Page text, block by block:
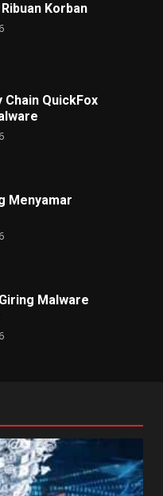
Korban
Chain QuickFox
Menyamar
Malware